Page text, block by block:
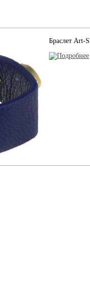
Браслет Art-